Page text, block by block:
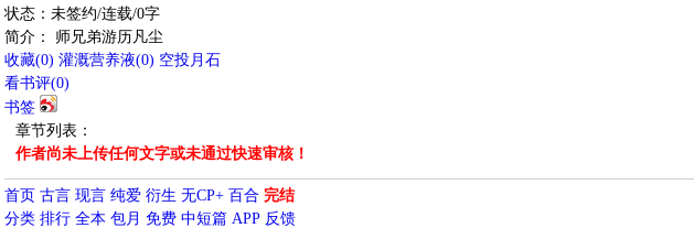
状态：未签约/连载/0字
简介： 师兄弟游历凡尘
收藏(0) 灌溉营养液(0) 空投月石
看书评(0)
书签
章节列表：
作者尚未上传任何文字或未通过快速审核！
首页 古言 现言 纯爱 衍生 无CP+ 百合 完结
分类 排行 全本 包月 免费 中短篇 APP 反馈